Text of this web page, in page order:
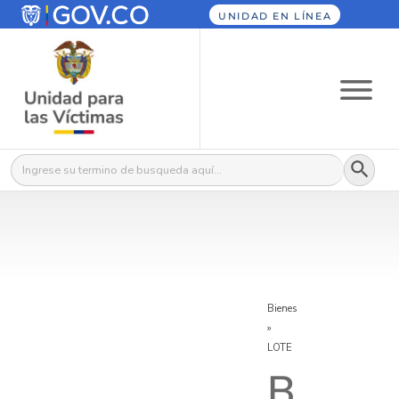
UNIDAD EN LÍNEA
Buscar: Botón
Bienes
»
LOTE